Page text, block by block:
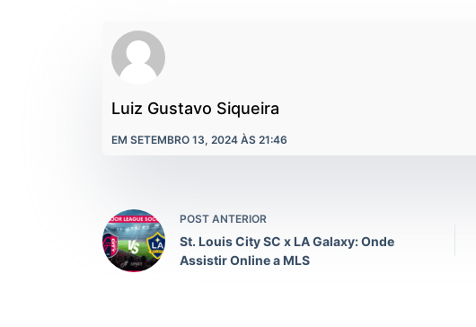
Luiz Gustavo Siqueira
EM SETEMBRO 13, 2024 ÀS 21:46
POST ANTERIOR
St. Louis City SC x LA Galaxy: Onde
Assistir Online a MLS